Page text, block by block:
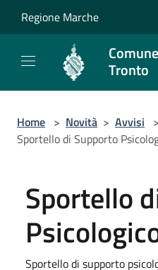
Regione Marche
Tronto
Home > Novità > Avvisi >
Sportello di Supporto
Sportello
Sportello di supporto